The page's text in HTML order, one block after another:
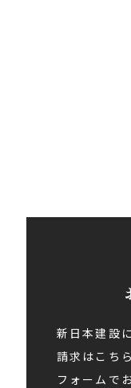
新日本建設
請求はこち
フォームで